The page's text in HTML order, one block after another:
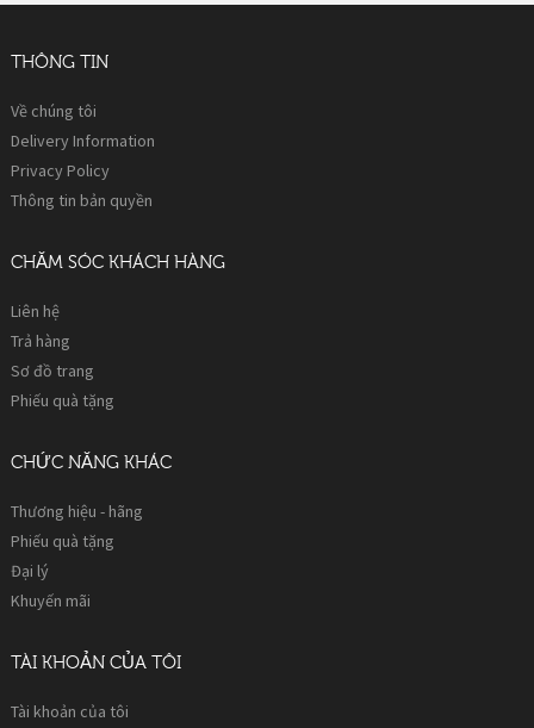
THÔNG TIN
Về chúng tôi
Delivery Information
Privacy Policy
Thông tin bản quyền
CHĂM SÓC KHÁCH HÀNG
Liên hệ
Trả hàng
Sơ đồ trang
Phiếu quà tặng
CHỨC NĂNG KHÁC
Thương hiệu - hãng
Phiếu quà tặng
Đại lý
Khuyến mãi
TÀI KHOẢN CỦA TÔI
Tài khoản của tôi